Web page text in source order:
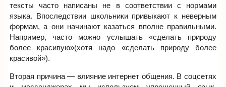
тексты часто написаны не в соответствии с нормами
языка. Впоследствии школьники привыкают к неверным
формам, а они начинают казаться вполне правильными.
Например, часто можно услышать «сделать природу
более красивую»(хотя надо «сделать природу более
красивой»).
Вторая причина — влияние интернет общения. В соцсетях